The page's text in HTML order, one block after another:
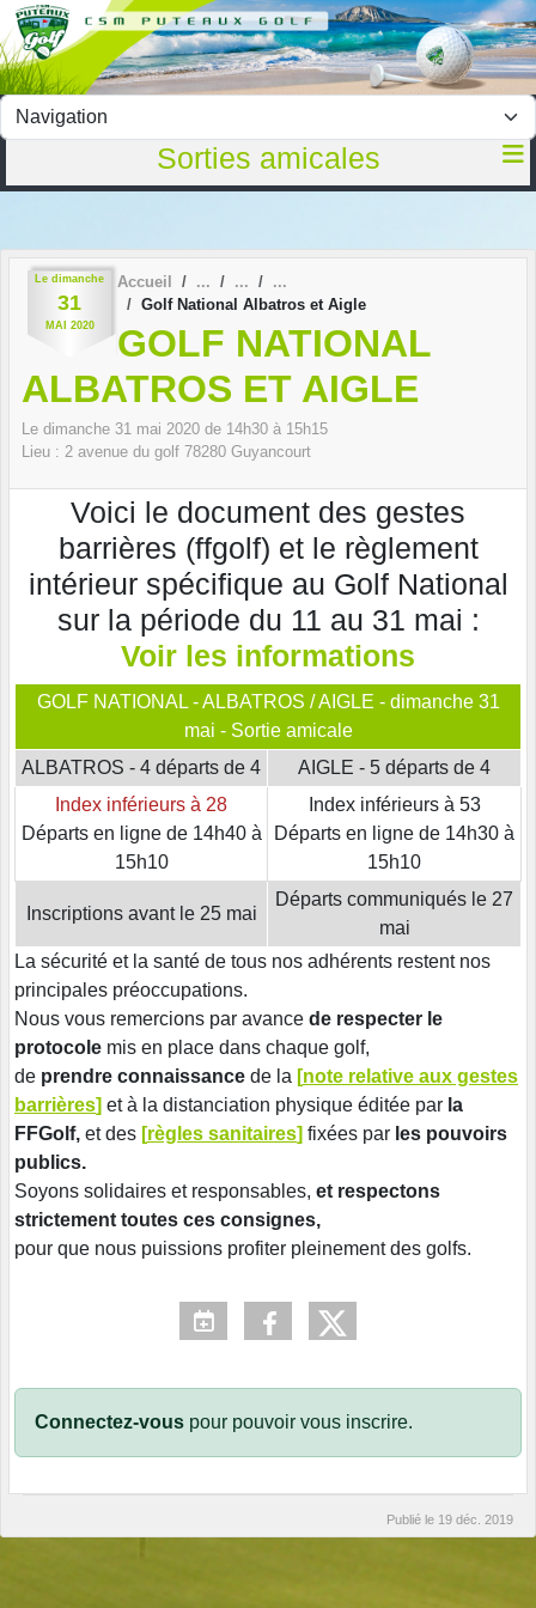
Sorties amicales
Le dimanche
31
MAI 2020
Accueil
Golf National Albatros et Aigle
GOLF NATIONAL
ALBATROS ET AIGLE
Le dimanche 31 mai 2020 de 14h30 à 15h15
Lieu : 2 avenue du golf 78280 Guyancourt
Voici le document des gestes
barrières (ffgolf) et le règlement
intérieur spécifique au Golf National
sur la période du 11 au 31 mai :
Voir les informations
GOLF NATIONAL - ALBATROS / AIGLE - dimanche 31
mai - Sortie amicale
ALBATROS - 4 départs de 4
AIGLE - 5 départs de 4
Index inférieurs à 28
Départs en ligne de 14h40 à
15h10
Index inférieurs à 53
Départs en ligne de 14h30 à
15h10
Inscriptions avant le 25 mai
Départs communiqués le 27
mai
La sécurité et la santé de tous nos adhérents restent nos
principales préoccupations.
Nous vous remercions par avance de respecter le
protocole mis en place dans chaque golf,
de prendre connaissance de la [note relative aux gestes
barrières] et à la distanciation physique éditée par la
FFGolf, et des [règles sanitaires] fixées par les pouvoirs
publics.
Soyons solidaires et responsables, et respectons
strictement toutes ces consignes,
pour que nous puissions profiter pleinement des golfs.
Connectez-vous pour pouvoir vous inscrire.
Publié le 19 déc. 2019
Panneau de gestion des cookies